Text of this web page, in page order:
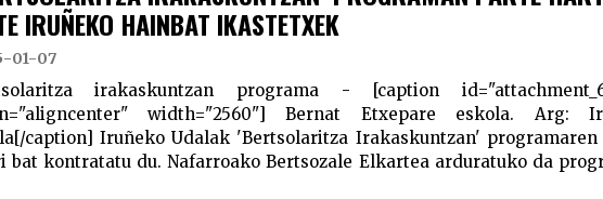
IRUÑEKO HAINBAT IKASTETXEK
01-07
irakaskuntzan programa - [caption
width="2560"] Bernat Etxepare eskola. Arg:
caption] Iruñeko Udalak 'Bertsolaritza Irakaskuntzan' programaren
bat kontratatu du. Nafarroako Bertsozale Elkartea arduratuko da